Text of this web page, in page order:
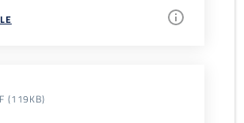
(119KB)